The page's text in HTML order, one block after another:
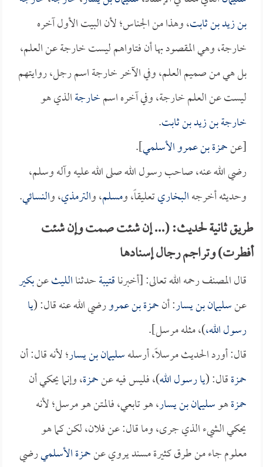
بن زيد بن ثابت، وهذا من الجناس؛ لأن البيت الأول آخره
خارجة، وهي المقصود بها أن فتاواهم ليست خارجة عن العلم،
بل هي من صميم العلم، وفي الآخر خارجة اسم رجل، روايتهم
ليست عن العلم خارجة، وفي آخره اسمخارجةالذي هو
خارجة بن زيد بن ثابت.
[عنحمزة بن عمرو الأسلمي].
رضي الله عنه، صاحب رسول الله صلى الله عليه وآله وسلم،
وحديثه أخرجهالبخاريتعليقاً، ومسلم، والترمذي، والنسائي.
طريق ثانية لحديث: (... إن شئت صمت وإن شئت
أفطرت) وتراجم رجال إسنادها
قال المصنف رحمه الله تعالى: [أخبرناقتيبةحدثناالليثعنبكير
عنسليمان بن يسار: أنحمزة بن عمرورضي الله عنه قال: (يا
رسول الله،)، مثله مرسل].
قال: أورد الحديث مرسلاً، أرسلهسليمان بن يسار؛ لأنه قال: أن
حمزةقال: (يا رسول الله)، فليس فيه عنحمزة، وإنما يحكي أن
حمزةهوسليمان بن يسار، هو تابعي، فالمتن هو مرسل؛ لأنه
يحكي الشيء الذي جرى، وما قال: عن فلان، لكن كما هو
معلوم جاء من طرق كثيرة مسند يروي عنحمزة الأسلميرضي